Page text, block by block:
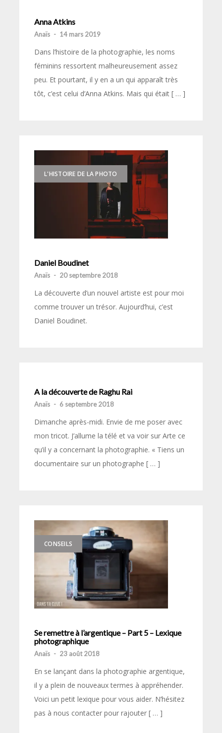
Anna Atkins
Anaïs - 14 mars 2019
Dans l’histoire de la photographie, les noms
féminins ressortent malheureusement assez
peu. Et pourtant, il y en a un qui apparaît très
tôt, c’est celui d’Anna Atkins. Mais qui était [ … ]
L'HISTOIRE DE LA PHOTO
Daniel Boudinet
Anaïs - 20 septembre 2018
La découverte d’un nouvel artiste est pour moi
comme trouver un trésor. Aujourd’hui, c’est
Daniel Boudinet.
A la découverte de Raghu Rai
Anaïs - 6 septembre 2018
Dimanche après-midi. Envie de me poser avec
mon tricot. J’allume la télé et va voir sur Arte ce
qu’il y a concernant la photographie. « Tiens un
documentaire sur un photographe [ … ]
CONSEILS
Se remettre à l’argentique – Part 5 – Lexique
photographique
Anaïs - 23 août 2018
En se lançant dans la photographie argentique,
il y a plein de nouveaux termes à appréhender.
Voici un petit lexique pour vous aider. N’hésitez
pas à nous contacter pour rajouter [ … ]